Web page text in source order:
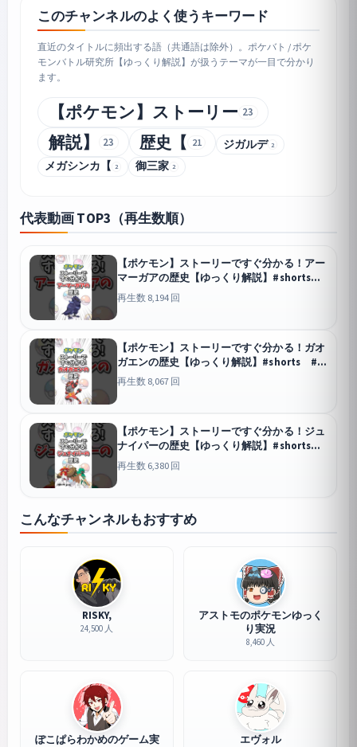
このチャンネルのよく使うキーワード
直近のタイトルに頻出する語（共通語は除外）。ポケバト / ポケ
モンバトル研究所【ゆっくり解説】が扱うテーマが一目で分かり
ます。
【ポケモン】ストーリー 23
解説】 23 歴史【 21 ジガルデ 2
メガシンカ【 2 御三家 2
代表動画 TOP3（再生数順）
【ポケモン】ストーリーですぐ分かる！アー
マーガアの歴史【ゆっくり解説】#shorts #
ポケモン
再生数 8,194 回
【ポケモン】ストーリーですぐ分かる！ガオ
ガエンの歴史【ゆっくり解説】#shorts #ポ
ケモン
再生数 8,067 回
【ポケモン】ストーリーですぐ分かる！ジュ
ナイパーの歴史【ゆっくり解説】#shorts #
ポケモン
再生数 6,380 回
こんなチャンネルもおすすめ
RISKY,
24,500 人
アストモのポケモンゆっく
り実況
8,460 人
ぽこぱらわかめのゲーム実
エヴォル